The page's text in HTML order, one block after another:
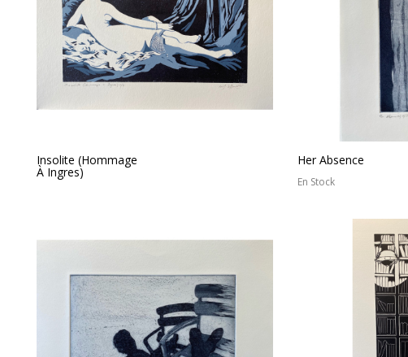
Insolite (Hommage
À Ingres)
Her Absence
En Stock